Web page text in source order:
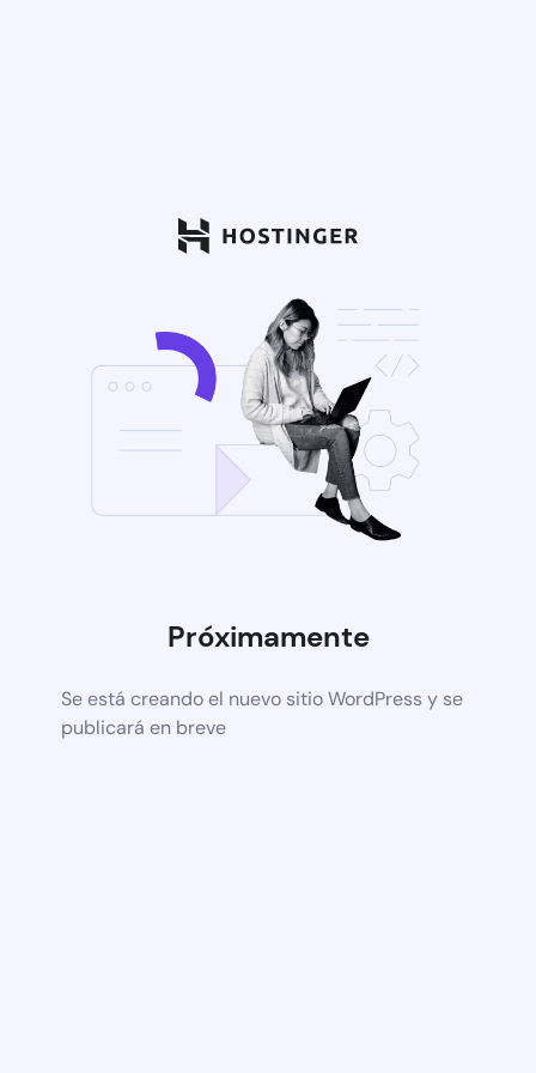
Próximamente
Se está creando el nuevo sitio WordPress y se
publicará en breve